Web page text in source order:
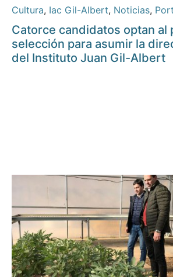
Cultura, Iac Gil-Albert, Noticias,
Catorce candidatos optan al
selección para asumir la
del Instituto Juan Gil-Albert